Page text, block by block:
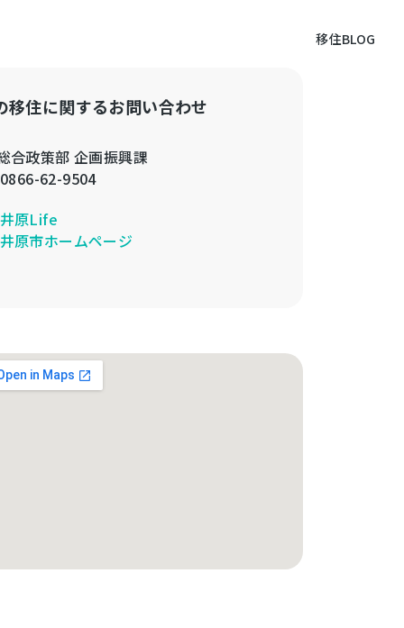
移住BLOG
移住に関するお問い合わせ
合政策部 企画振興課
0866-62-9504
井原Life
井原市ホームページ